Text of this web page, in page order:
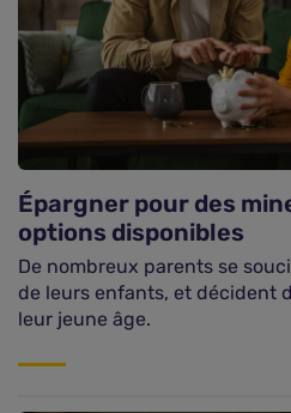
Épargner pour des
options disponibles
De nombreux parents se
de leurs enfants, et décident
leur jeune âge.